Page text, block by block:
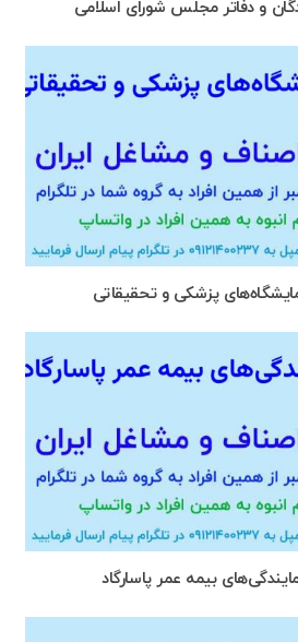
و دفاتر مجلس شورای اسلامی
پزشکی و تحقیقاتی
بیمه عمر پاسارگاد